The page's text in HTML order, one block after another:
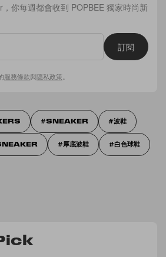
你每週都會收到 POPBEE 獨家時尚新
訂閱
服務條款與隱私政策
SNEAKER 波鞋
厚底波鞋 白色球鞋